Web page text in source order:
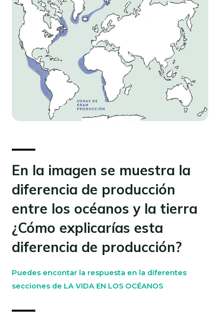
En la imagen se muestra la
diferencia de producción
entre los océanos y la tierra
¿Cómo explicarías esta
diferencia de producción?
Puedes encontar la respuesta en la diferentes
secciones de LA VIDA EN LOS OCÉANOS